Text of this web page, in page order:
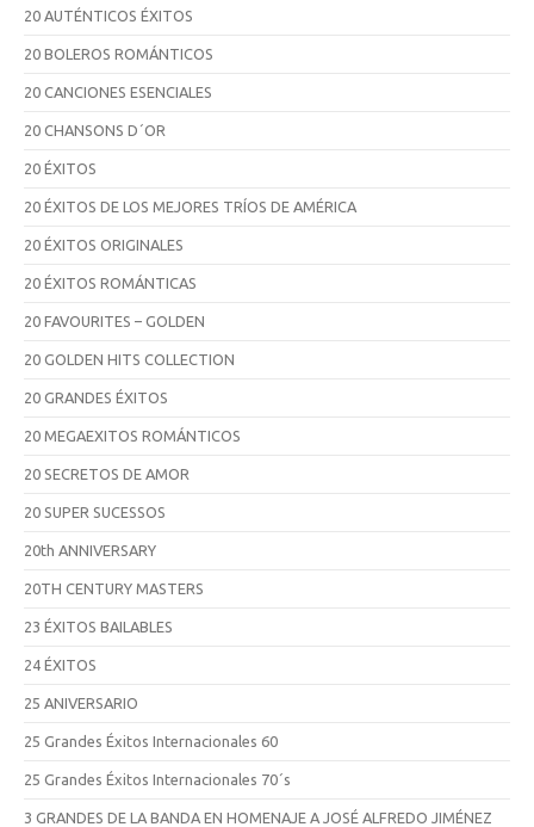
20 AUTÉNTICOS ÉXITOS
20 BOLEROS ROMÁNTICOS
20 CANCIONES ESENCIALES
20 CHANSONS D´OR
20 ÉXITOS
20 ÉXITOS DE LOS MEJORES TRÍOS DE AMÉRICA
20 ÉXITOS ORIGINALES
20 ÉXITOS ROMÁNTICAS
20 FAVOURITES – GOLDEN
20 GOLDEN HITS COLLECTION
20 GRANDES ÉXITOS
20 MEGAEXITOS ROMÁNTICOS
20 SECRETOS DE AMOR
20 SUPER SUCESSOS
20th ANNIVERSARY
20TH CENTURY MASTERS
23 ÉXITOS BAILABLES
24 ÉXITOS
25 ANIVERSARIO
25 Grandes Éxitos Internacionales 60
25 Grandes Éxitos Internacionales 70´s
3 GRANDES DE LA BANDA EN HOMENAJE A JOSÉ ALFREDO JIMÉNEZ